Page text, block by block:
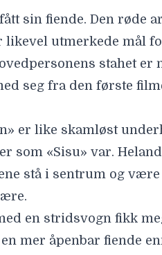
sin fiende. Den røde
likevel utmerkede mål
stahet er
seg fra den første
er like skamløst
som «Sisu» var.
stå i sentrum og
en stridsvogn fikk
mer åpenbar fiende